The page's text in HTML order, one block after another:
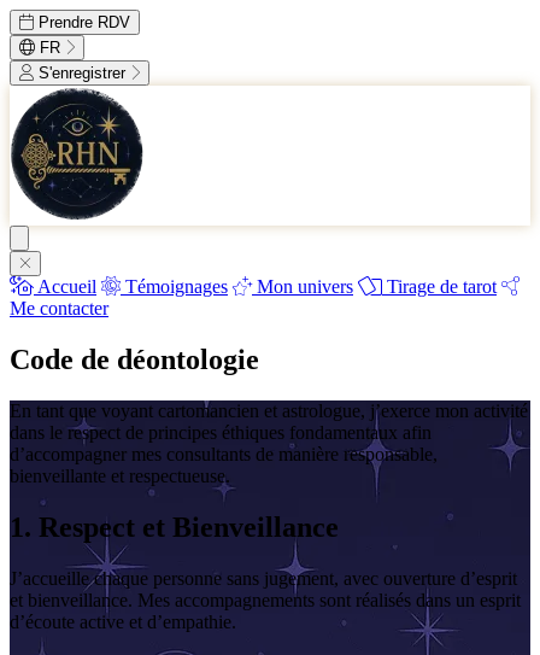
Prendre RDV
FR
S'enregistrer
Accueil Témoignages Mon univers
Tirage de tarot
Me contacter
Code de déontologie
En tant que voyant cartomancien et astrologue, j’exerce mon activité
dans le respect de principes éthiques fondamentaux afin
d’accompagner mes consultants de manière responsable,
bienveillante et respectueuse.
1. Respect et Bienveillance
J’accueille chaque personne sans jugement, avec ouverture d’esprit
et bienveillance. Mes accompagnements sont réalisés dans un esprit
d’écoute active et d’empathie.